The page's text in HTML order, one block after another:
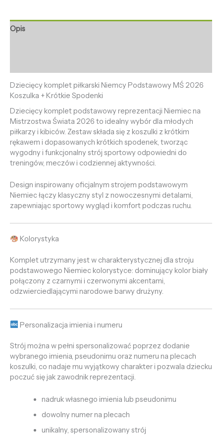
Opis
Dziecięcy komplet piłkarski Niemcy Podstawowy MŚ 2026
Koszulka + Krótkie Spodenki
Dziecięcy komplet podstawowy reprezentacji Niemiec na
Mistrzostwa Świata 2026 to idealny wybór dla młodych
piłkarzy i kibiców. Zestaw składa się z koszulki z krótkim
rękawem i dopasowanych krótkich spodenek, tworząc
wygodny i funkcjonalny strój sportowy odpowiedni do
treningów, meczów i codziennej aktywności.
Design inspirowany oficjalnym strojem podstawowym
Niemiec łączy klasyczny styl z nowoczesnymi detalami,
zapewniając sportowy wygląd i komfort podczas ruchu.
Kolorystyka
Komplet utrzymany jest w charakterystycznej dla stroju
podstawowego Niemiec kolorystyce: dominujący kolor biały
połączony z czarnymi i czerwonymi akcentami,
odzwierciedlającymi narodowe barwy drużyny.
Personalizacja imienia i numeru
Strój można w pełni spersonalizować poprzez dodanie
wybranego imienia, pseudonimu oraz numeru na plecach
koszulki, co nadaje mu wyjątkowy charakter i pozwala dziecku
poczuć się jak zawodnik reprezentacji.
nadruk własnego imienia lub pseudonimu
dowolny numer na plecach
unikalny, spersonalizowany strój